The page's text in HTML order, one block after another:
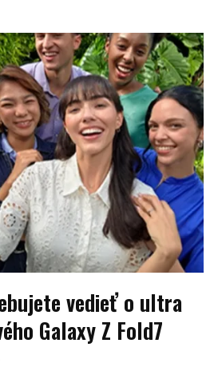
vedieť o ultra
Galaxy Z Fold7